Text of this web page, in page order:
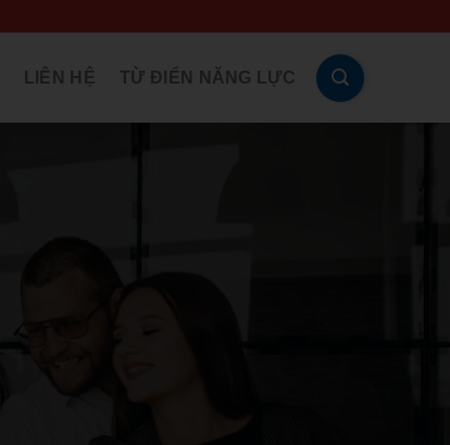
LIÊN HỆ TỪ ĐIỂN NĂNG LỰC